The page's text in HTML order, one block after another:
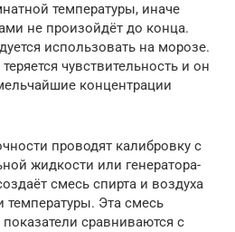
температуры, иначе
не произойдёт до конца.
использовать на морозе.
чувствительность и он
концентрации
проводят калибровку с
жидкости или генератора-
смесь спирта и воздуха
температуры. Эта смесь
сравниваются с